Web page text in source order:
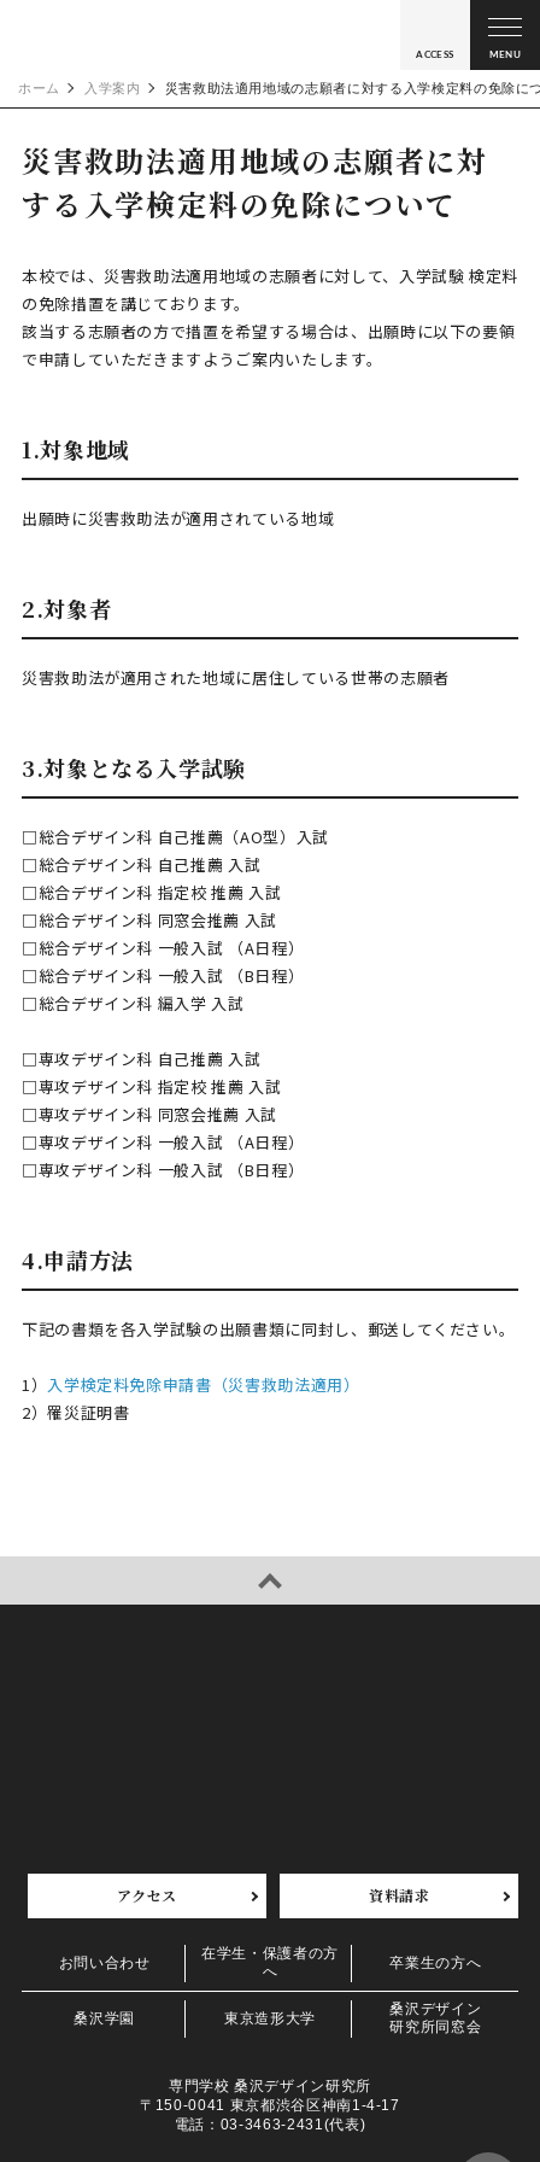
ACCESS MENU
ホーム 入学案内 災害救助法適用地域の志願者に対する入学検定料の免除に
災害救助法適用地域の志願者に対
する 入学検定料の免除について
本校では、災害救助法適用地域の志願者に対して、入学試験 検定料
の免除措置を講じております。
該当する志願者の方で措置を希望する場合は、出願時に以下の要領
で申請していただきますようご案内いたします。
1.対象地域
出願時に災害救助法が適用されている地域
2.対象者
災害救助法が適用された地域に居住している世帯の志願者
3.対象となる入学試験
□総合デザイン科 自己推薦（AO型）入試
□総合デザイン科 自己推薦 入試
□総合デザイン科 指定校 推薦 入試
□総合デザイン科 同窓会推薦 入試
□総合デザイン科 一般入試 （A日程）
□総合デザイン科 一般入試 （B日程）
□総合デザイン科 編入学 入試
□専攻デザイン科 自己推薦 入試
□専攻デザイン科 指定校 推薦 入試
□専攻デザイン科 同窓会推薦 入試
□専攻デザイン科 一般入試 （A日程）
□専攻デザイン科 一般入試 （B日程）
4.申請方法
下記の書類を各入学試験の出願書類に同封し、郵送してください。
1） 入学検定料免除申請書（災害救助法適用）
2）罹災証明書
アクセス 資料請求
お問い合わせ
在学生・保護者の方
へ
卒業生の方へ
桑沢学園 東京造形大学
桑沢デザイン
研究所同窓会
専門学校 桑沢デザイン研究所
〒150-0041 東京都渋谷区神南1-4-17
電話：03-3463-2431(代表)